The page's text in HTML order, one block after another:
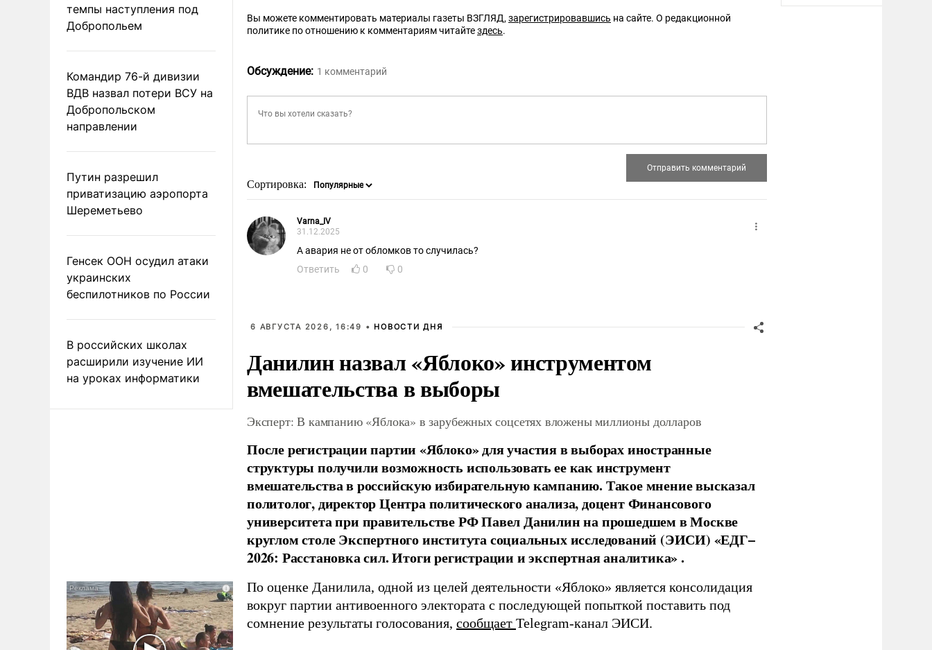
темпы наступления под
Добропольем
Командир 76-й дивизии
ВДВ назвал потери ВСУ на
Добропольском
направлении
Путин разрешил
приватизацию аэропорта
Шереметьево
Генсек ООН осудил атаки
украинских
беспилотников по России
В российских школах
расширили изучение ИИ
на уроках информатики
Вы можете комментировать материалы газеты ВЗГЛЯД, зарегистрировавшись на сайте. О редакционной
политике по отношению к комментариям читайтездесь.
Обсуждение: 1 комментарий
Сортировка:
Varna_IV
31.12.2025
А авария не от обломков то случилась?
Ответить
0 0
6 АВГУСТА 2026, 16:49 • НОВОСТИ ДНЯ
Данилин назвал «Яблоко» инструментом
вмешательства в выборы
Эксперт: В кампанию «Яблока» в зарубежных соцсетях вложены миллионы долларов
После регистрации партии «Яблоко» для участия в выборах иностранные
структуры получили возможность использовать ее как инструмент
вмешательства в российскую избирательную кампанию. Такое мнение высказал
политолог, директор Центра политического анализа, доцент Финансового
университета при правительстве РФ Павел Данилин на прошедшем в Москве
круглом столе Экспертного института социальных исследований (ЭИСИ) «ЕДГ–
2026: Расстановка сил. Итоги регистрации и экспертная аналитика» .
По оценке Данилила, одной из целей деятельности «Яблоко» является консолидация
вокруг партии антивоенного электората с последующей попыткой поставить под
сомнение результаты голосования, сообщает Telegram-канал ЭИСИ.